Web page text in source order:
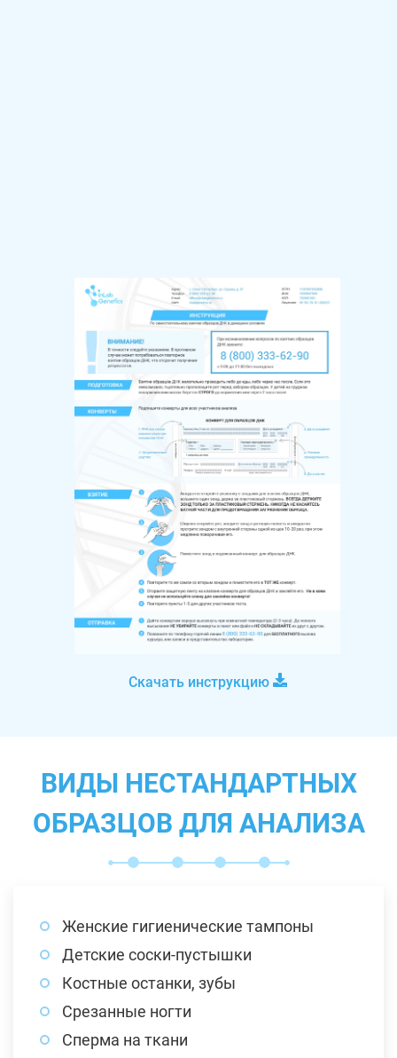
Скачать инструкцию
ВИДЫ НЕСТАНДАРТНЫХ
ОБРАЗЦОВ ДЛЯ АНАЛИЗА
Женские гигиенические тампоны
Детские соски-пустышки
Костные останки, зубы
Срезанные ногти
Сперма на ткани